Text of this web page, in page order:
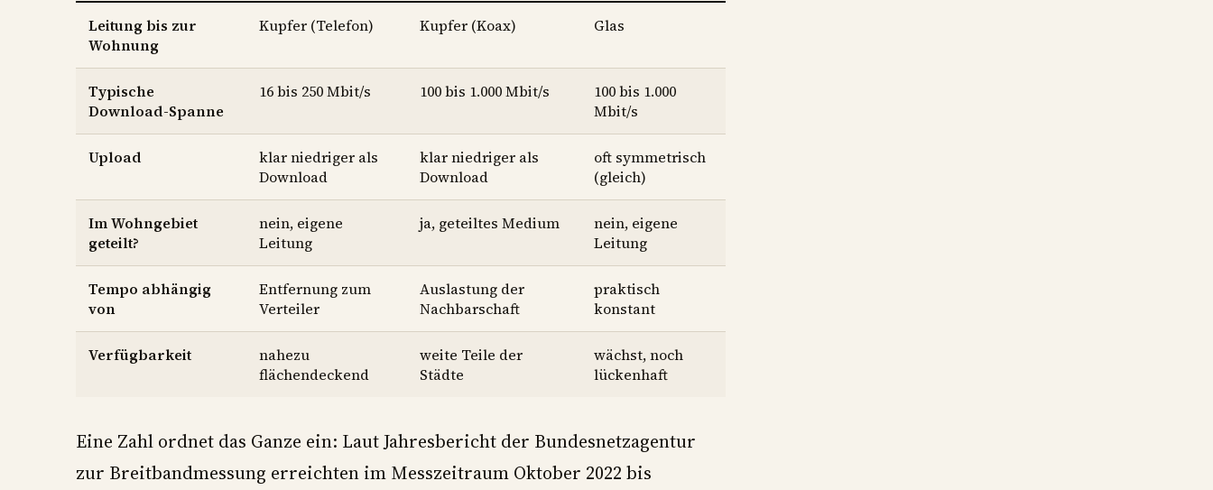
Leitung bis zur
Wohnung
Kupfer (Telefon) Kupfer (Koax) Glas
Typische
Download-Spanne
16 bis 250 Mbit/s 100 bis 1.000 Mbit/s
100 bis 1.000
Mbit/s
Upload
klar niedriger als
Download
klar niedriger als
Download
oft symmetrisch
(gleich)
Im Wohngebiet
geteilt?
nein, eigene
Leitung
ja, geteiltes Medium
nein, eigene
Leitung
Tempo abhängig
von
Entfernung zum
Verteiler
Auslastung der
Nachbarschaft
praktisch
konstant
Verfügbarkeit
nahezu
flächendeckend
weite Teile der
Städte
wächst, noch
lückenhaft
Eine Zahl ordnet das Ganze ein: Laut Jahresbericht der Bundesnetzagentur
zur Breitbandmessung erreichten im Messzeitraum Oktober 2022 bis